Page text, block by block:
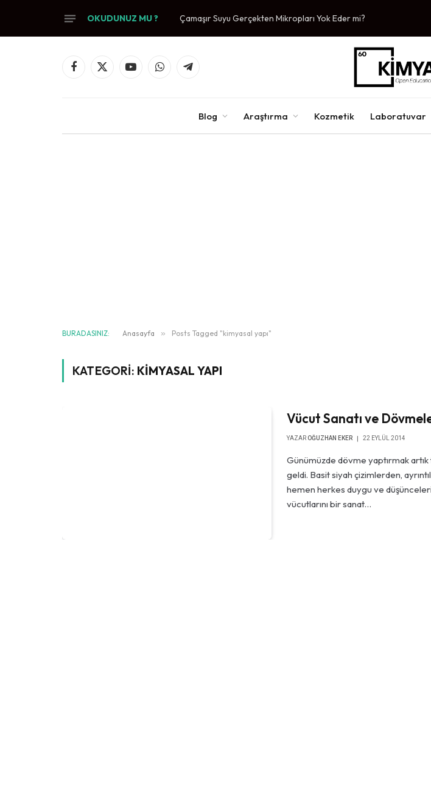
OKUDUNUZ MU ? Çamaşır Suyu Gerçekten Mikropları Yok Eder mi?
Facebook
X
YouTubeWhatsAppTelegram
Blog Araştırma Kozmetik Laboratuvar
BURADASINIZ: Anasayfa » Posts Tagged "kimyasal yapı"
KATEGORI: KIMYASAL YAPI
Vücut Sanatı ve
YAZAR OĞUZHAN EKER 22 EYLÜL 2014
Günümüzde dövme yaptırmak
geldi. Basit siyah çizimlerden,
hemen herkes duygu ve
vücutlarını bir sanat…